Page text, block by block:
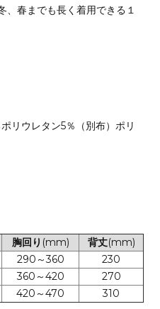
、春までも長く着用できる１
リウレタン5％（別布）ポリ
胸回り (mm) 背丈(mm)
290～360
230
360～420
270
420～470 310